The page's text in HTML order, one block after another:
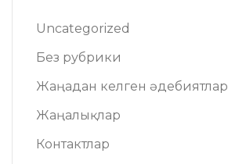
Uncategorized
Без рубрики
Жаңадан келген әдебиятлар
Жаңалықлар
Контактлар